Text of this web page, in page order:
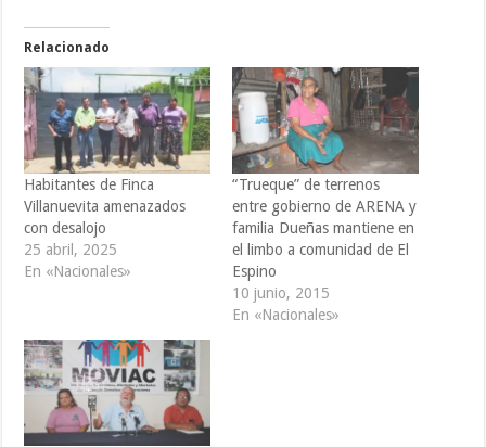
Relacionado
Habitantes de Finca
Villanuevita amenazados
con desalojo
25 abril, 2025
En «Nacionales»
“Trueque” de terrenos
entre gobierno de ARENA y
familia Dueñas mantiene en
el limbo a comunidad de El
Espino
10 junio, 2015
En «Nacionales»